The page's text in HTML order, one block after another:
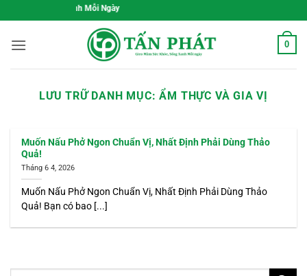
qua
nội
Khỏe, Sống Xanh Mỗi Ngày
0
LƯU TRỮ DANH MỤC:ẨM THỰC VÀ GIA VỊ
Muốn Nấu Phở Ngon Chuẩn Vị, Nhất Định Phải Dùng Thảo
Quả!
Tháng 6 4, 2026
Muốn Nấu Phở Ngon Chuẩn Vị, Nhất Định Phải Dùng Thảo
Quả! Bạn có bao [...]